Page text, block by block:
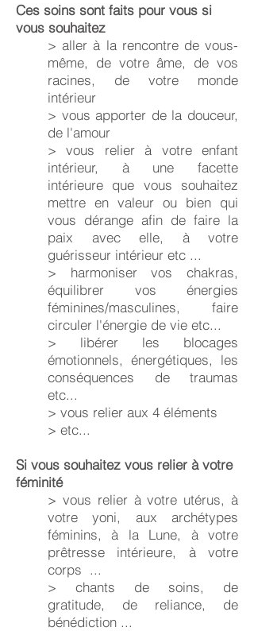
Ces soins sont faits pour vous si
vous souhaitez
> aller à la rencontre de vous-
même, de votre âme, de vos
racines, de votre monde
intérieur
> vous apporter de la douceur,
de l'amour
> vous relier à votre enfant
intérieur, à une facette
intérieure que vous souhaitez
mettre en valeur ou bien qui
vous dérange afin de faire la
paix avec elle, à votre
guérisseur intérieur etc ...
> harmoniser vos chakras,
équilibrer vos énergies
féminines/masculines, faire
circuler l'énergie de vie etc...
> libérer les blocages
émotionnels, énergétiques, les
conséquences de traumas
etc...
> vous relier aux 4 éléments
> etc...
Si vous souhaitez vous relier à votre
féminité
> vous relier à votre utérus, à
votre yoni, aux archétypes
féminins, à la Lune, à votre
prêtresse intérieure, à votre
corps ...
> chants de soins, de
gratitude, de reliance, de
bénédiction ...